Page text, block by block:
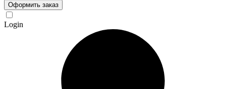
Оформить заказ
Login